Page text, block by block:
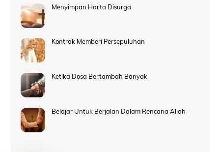
Menyimpan Harta Disurga
Kontrak Memberi Persepuluhan
Ketika Dosa Bertambah Banyak
Belajar Untuk Berjalan Dalam Rencana Allah